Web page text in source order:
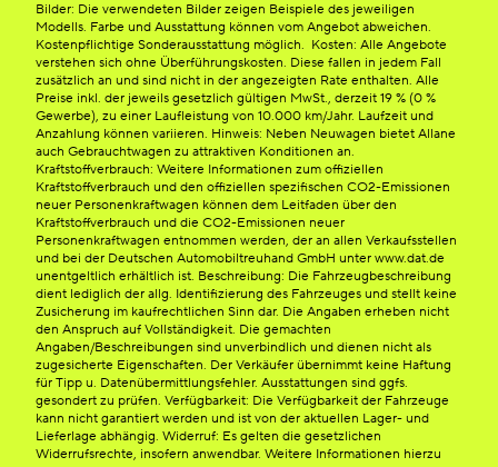
Bilder: Die verwendeten Bilder zeigen Beispiele des jeweiligen
Modells. Farbe und Ausstattung können vom Angebot abweichen.
Kostenpflichtige Sonderausstattung möglich. Kosten: Alle Angebote
verstehen sich ohne Überführungskosten. Diese fallen in jedem Fall
zusätzlich an und sind nicht in der angezeigten Rate enthalten. Alle
Preise inkl. der jeweils gesetzlich gültigen MwSt., derzeit 19 % (0 %
Gewerbe), zu einer Laufleistung von 10.000 km/Jahr. Laufzeit und
Anzahlung können variieren. Hinweis: Neben Neuwagen bietet Allane
auch Gebrauchtwagen zu attraktiven Konditionen an.
Kraftstoffverbrauch: Weitere Informationen zum offiziellen
Kraftstoffverbrauch und den offiziellen spezifischen CO2-Emissionen
neuer Personenkraftwagen können dem Leitfaden über den
Kraftstoffverbrauch und die CO2-Emissionen neuer
Personenkraftwagen entnommen werden, der an allen Verkaufsstellen
und bei der Deutschen Automobiltreuhand GmbH unter www.dat.de
unentgeltlich erhältlich ist. Beschreibung: Die Fahrzeugbeschreibung
dient lediglich der allg. Identifizierung des Fahrzeuges und stellt keine
Zusicherung im kaufrechtlichen Sinn dar. Die Angaben erheben nicht
den Anspruch auf Vollständigkeit. Die gemachten
Angaben/Beschreibungen sind unverbindlich und dienen nicht als
zugesicherte Eigenschaften. Der Verkäufer übernimmt keine Haftung
für Tipp u. Datenübermittlungsfehler. Ausstattungen sind ggfs.
gesondert zu prüfen. Verfügbarkeit: Die Verfügbarkeit der Fahrzeuge
kann nicht garantiert werden und ist von der aktuellen Lager- und
Lieferlage abhängig. Widerruf: Es gelten die gesetzlichen
Widerrufsrechte, insofern anwendbar. Weitere Informationen hierzu